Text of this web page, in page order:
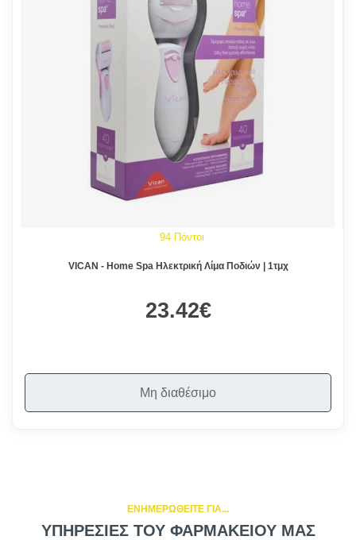
94 Πόντοι
VICAN - Home Spa Ηλεκτρική Λίμα Ποδιών | 1τμχ
23.42€
Μη διαθέσιμο
ΕΝΗΜΕΡΩΘΕΙΤΕ ΓΙΑ...
ΥΠΗΡΕΣΙΕΣ ΤΟΥ ΦΑΡΜΑΚΕΙΟΥ ΜΑΣ